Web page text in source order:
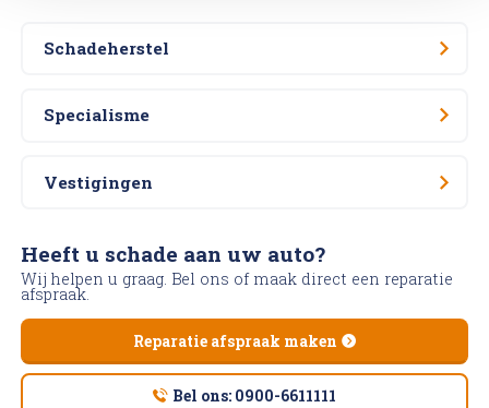
Schadeherstel
Specialisme
Vestigingen
Heeft u schade aan uw auto?
Wij helpen u graag. Bel ons of maak direct een reparatie
afspraak.
Reparatie afspraak maken
Bel ons: 0900-6611111